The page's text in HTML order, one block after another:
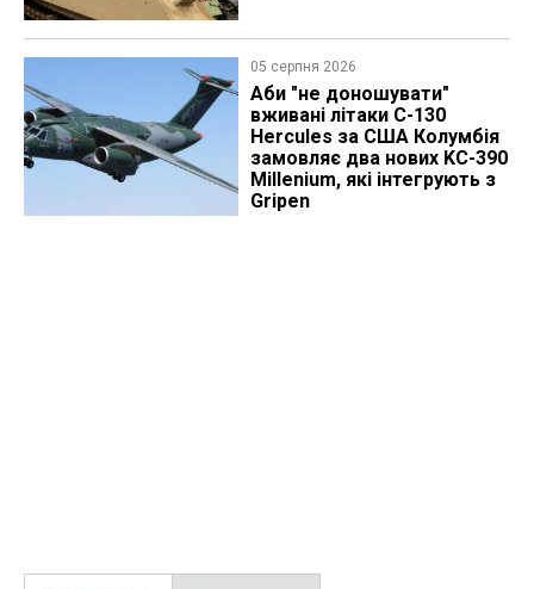
05 серпня 2026
Аби "не доношувати"
вживані літаки C-130
Hercules за США Колумбія
замовляє два нових KC-390
Millenium, які інтегрують з
Gripen